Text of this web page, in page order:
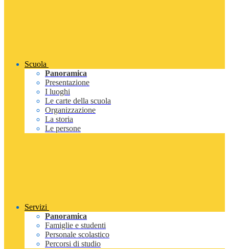
Scuola
Panoramica
Presentazione
I luoghi
Le carte della scuola
Organizzazione
La storia
Le persone
Servizi
Panoramica
Famiglie e studenti
Personale scolastico
Percorsi di studio